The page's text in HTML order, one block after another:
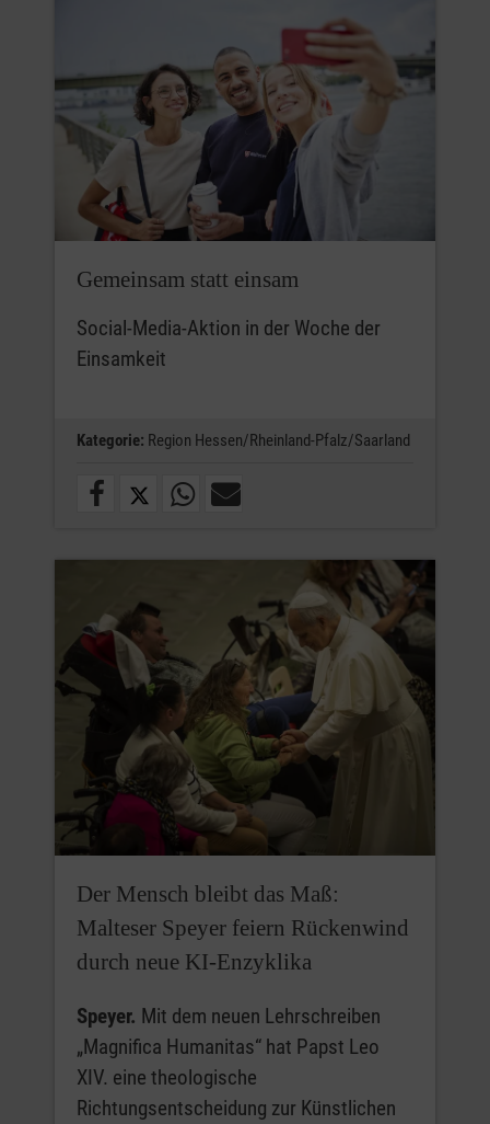
Gemeinsam statt einsam
Social-Media-Aktion in der Woche der
Einsamkeit
Kategorie: Region Hessen/Rheinland-Pfalz/Saarland
Der Mensch bleibt das Maß:
Malteser Speyer feiern Rückenwind
durch neue KI-Enzyklika
Speyer. Mit dem neuen Lehrschreiben
„Magnifica Humanitas“ hat Papst Leo
XIV. eine theologische
Richtungsentscheidung zur Künstlichen